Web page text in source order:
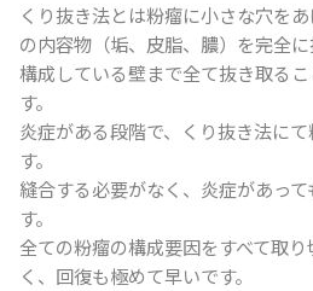
くり抜き法とは粉瘤に小さな穴を
の内容物（垢、皮脂、膿）を完全
構成している壁まで全て抜き取る
す。
炎症がある段階で、くり抜き法に
す。
縫合する必要がなく、炎症があっ
す。
全ての粉瘤の構成要因をすべて取
く、回復も極めて早いです。